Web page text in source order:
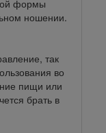
формы
ношении.
так
во
пищи или
брать в